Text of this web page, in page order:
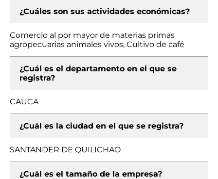
¿Cuáles son sus actividades económicas?
Comercio al por mayor de materias primas
agropecuarias animales vivos, Cultivo de café
¿Cuál es el departamento en el que se
registra?
CAUCA
¿Cuál es la ciudad en el que se registra?
SANTANDER DE QUILICHAO
¿Cuál es el tamaño de la empresa?